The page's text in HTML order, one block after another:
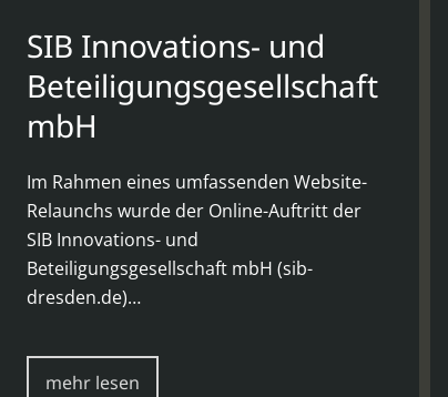
SIB Innovations- und
Beteiligungsgesellschaft
mbH
Im Rahmen eines umfassenden Website-
Relaunchs wurde der Online-Auftritt der
SIB Innovations- und
Beteiligungsgesellschaft mbH (sib-
dresden.de)…
mehr lesen